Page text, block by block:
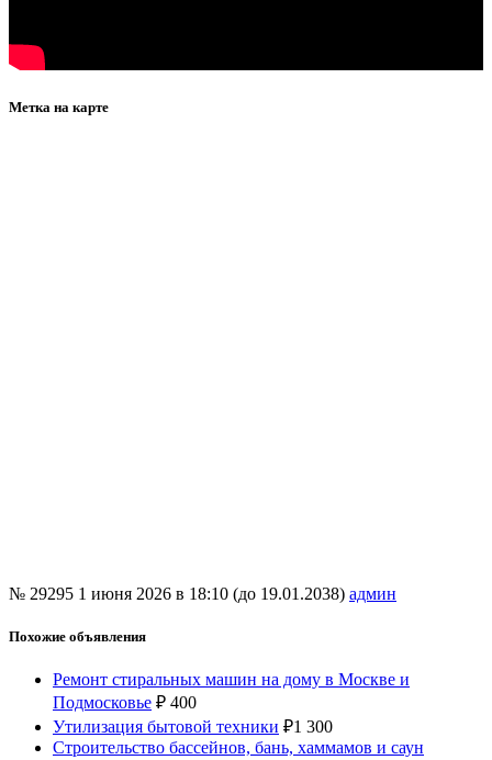
Метка на карте
№ 29295 1 июня 2026 в 18:10 (до 19.01.2038) админ
Похожие объявления
Ремонт стиральных машин на дому в Москве и
Подмосковье ₽ 400
Утилизация бытовой техники ₽1 300
Строительство бассейнов, бань, хаммамов и саун